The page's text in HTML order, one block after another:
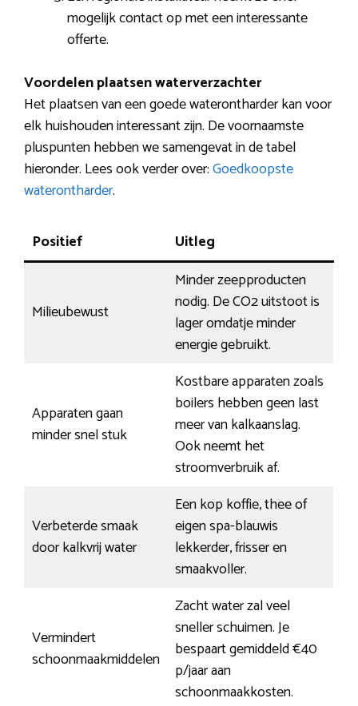
mogelijk contact op met een interessante
offerte.
Voordelen plaatsen waterverzachter
Het plaatsen van een goede waterontharder kan voor
elk huishouden interessant zijn. De voornaamste
pluspunten hebben we samengevat in de tabel
hieronder. Lees ook verder over:Goedkoopste
waterontharder.
Positief Uitleg
Milieubewust
Minder zeepproducten
nodig. De CO2 uitstoot is
lager omdatje minder
energie gebruikt.
Apparaten gaan
minder snel stuk
Kostbare apparaten zoals
boilers hebben geen last
meer van kalkaanslag.
Ook neemt het
stroomverbruik af.
Verbeterde smaak
door kalkvrij water
Een kop koffie, thee of
eigen spa-blauwis
lekkerder, frisser en
smaakvoller.
Vermindert
schoonmaakmiddelen
Zacht water zal veel
sneller schuimen. Je
bespaart gemiddeld €40
p/jaar aan
schoonmaakkosten.